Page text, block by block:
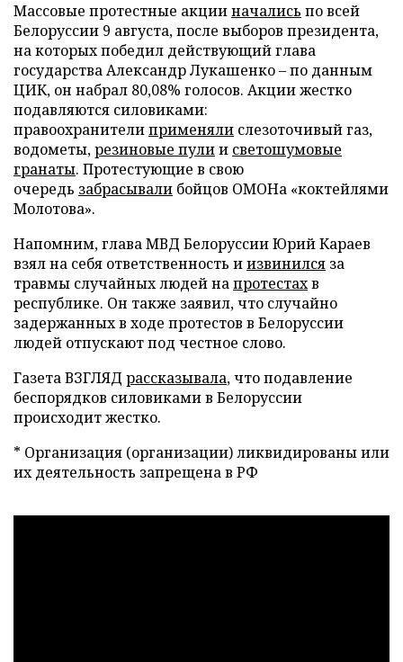
Массовые протестные акцииначались по всей
Белоруссии 9 августа, после выборов президента,
на которых победил действующий глава
государства Александр Лукашенко – по данным
ЦИК, он набрал 80,08% голосов. Акции жестко
подавляются силовиками:
правоохранителиприменяли слезоточивый газ,
водометы,резиновые пулии светошумовые
гранаты. Протестующие в свою
очередь забрасывали бойцов ОМОНа «коктейлями
Молотова».
Напомним, глава МВД Белоруссии Юрий Караев
взял на себя ответственность иизвинился за
травмы случайных людей напротестахв
республике. Он также заявил, что случайно
задержанных в ходе протестов в Белоруссии
людей отпускают под честное слово.
Газета ВЗГЛЯД рассказывала, что подавление
беспорядков силовиками в Белоруссии
происходит жестко.
* Организация (организации) ликвидированы или
их деятельность запрещена в РФ